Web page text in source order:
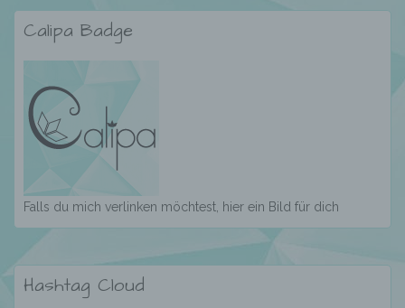
Calipa Badge
Falls du mich verlinken möchtest, hier ein Bild für dich
Hashtag Cloud
gemeinsam mit anderen über die Zwecke
und Mittel der Verarbeitung von
personenbezogenen Daten entscheidet.
Sind die Zwecke und Mittel dieser
Verarbeitung durch das Unionsrecht oder
das Recht der Mitgliedstaaten vorgegeben,
so kann der Verantwortliche
beziehungsweise können die bestimmten
Kriterien seiner Benennung nach dem
Unionsrecht oder dem Recht der
Mitgliedstaaten vorgesehen werden.
h) Auftragsverarbeiter